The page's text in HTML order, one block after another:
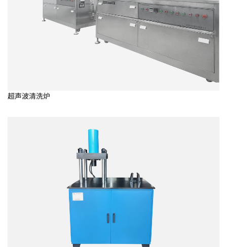
超声波清洗炉